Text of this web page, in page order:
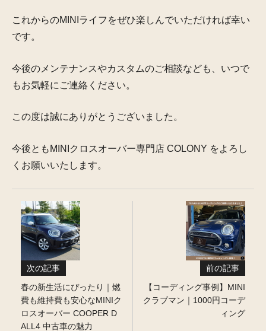
これからのMINIライフをぜひ楽しんでいただければ幸い
です。
今後のメンテナンスやカスタムのご相談なども、いつで
もお気軽にご連絡ください。
この度は誠にありがとうございました。
今後ともMINIクロスオーバー専門店 COLONY をよろし
くお願いいたします。
次の記事
春の新生活にぴったり｜燃
費も維持費も安心なMINIク
ロスオーバー COOPER D
ALL4 中古車の魅力
前の記事
【コーディング事例】MINI
クラブマン｜1000円コーデ
ィング